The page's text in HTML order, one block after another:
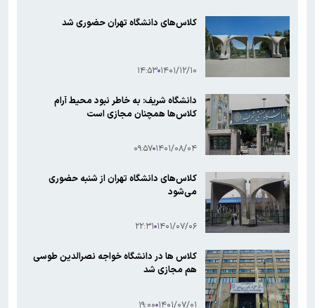
کلاس‌های دانشگاه‌ تهران حضوری شد
۱۴۰۱/۱۲/۱۰ ۱۴:۵۳
دانشگاه شریف: به خاطر نبود محیط آرام
کلاس‌ها همچنان مجازی است
۱۴۰۱/۰۸/۰۴ ۰۹:۵۷
کلاس‌های دانشگاه تهران از شنبه حضوری
می‌شود
۱۴۰۱/۰۷/۰۶ ۲۲:۳۱
کلاس ها در دانشگاه خواجه نصرالدین طوسی
هم مجازی شد
۱۴۰۱/۰۷/۰۱ ۱۹:۰۰